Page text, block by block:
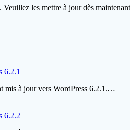
Veuillez les mettre à jour dès
6.2.1
mis à jour vers WordPress 6.2.1.…
6.2.2